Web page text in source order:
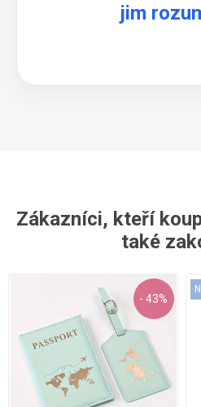
jim
Zákazníci, kteří
také
- 43%